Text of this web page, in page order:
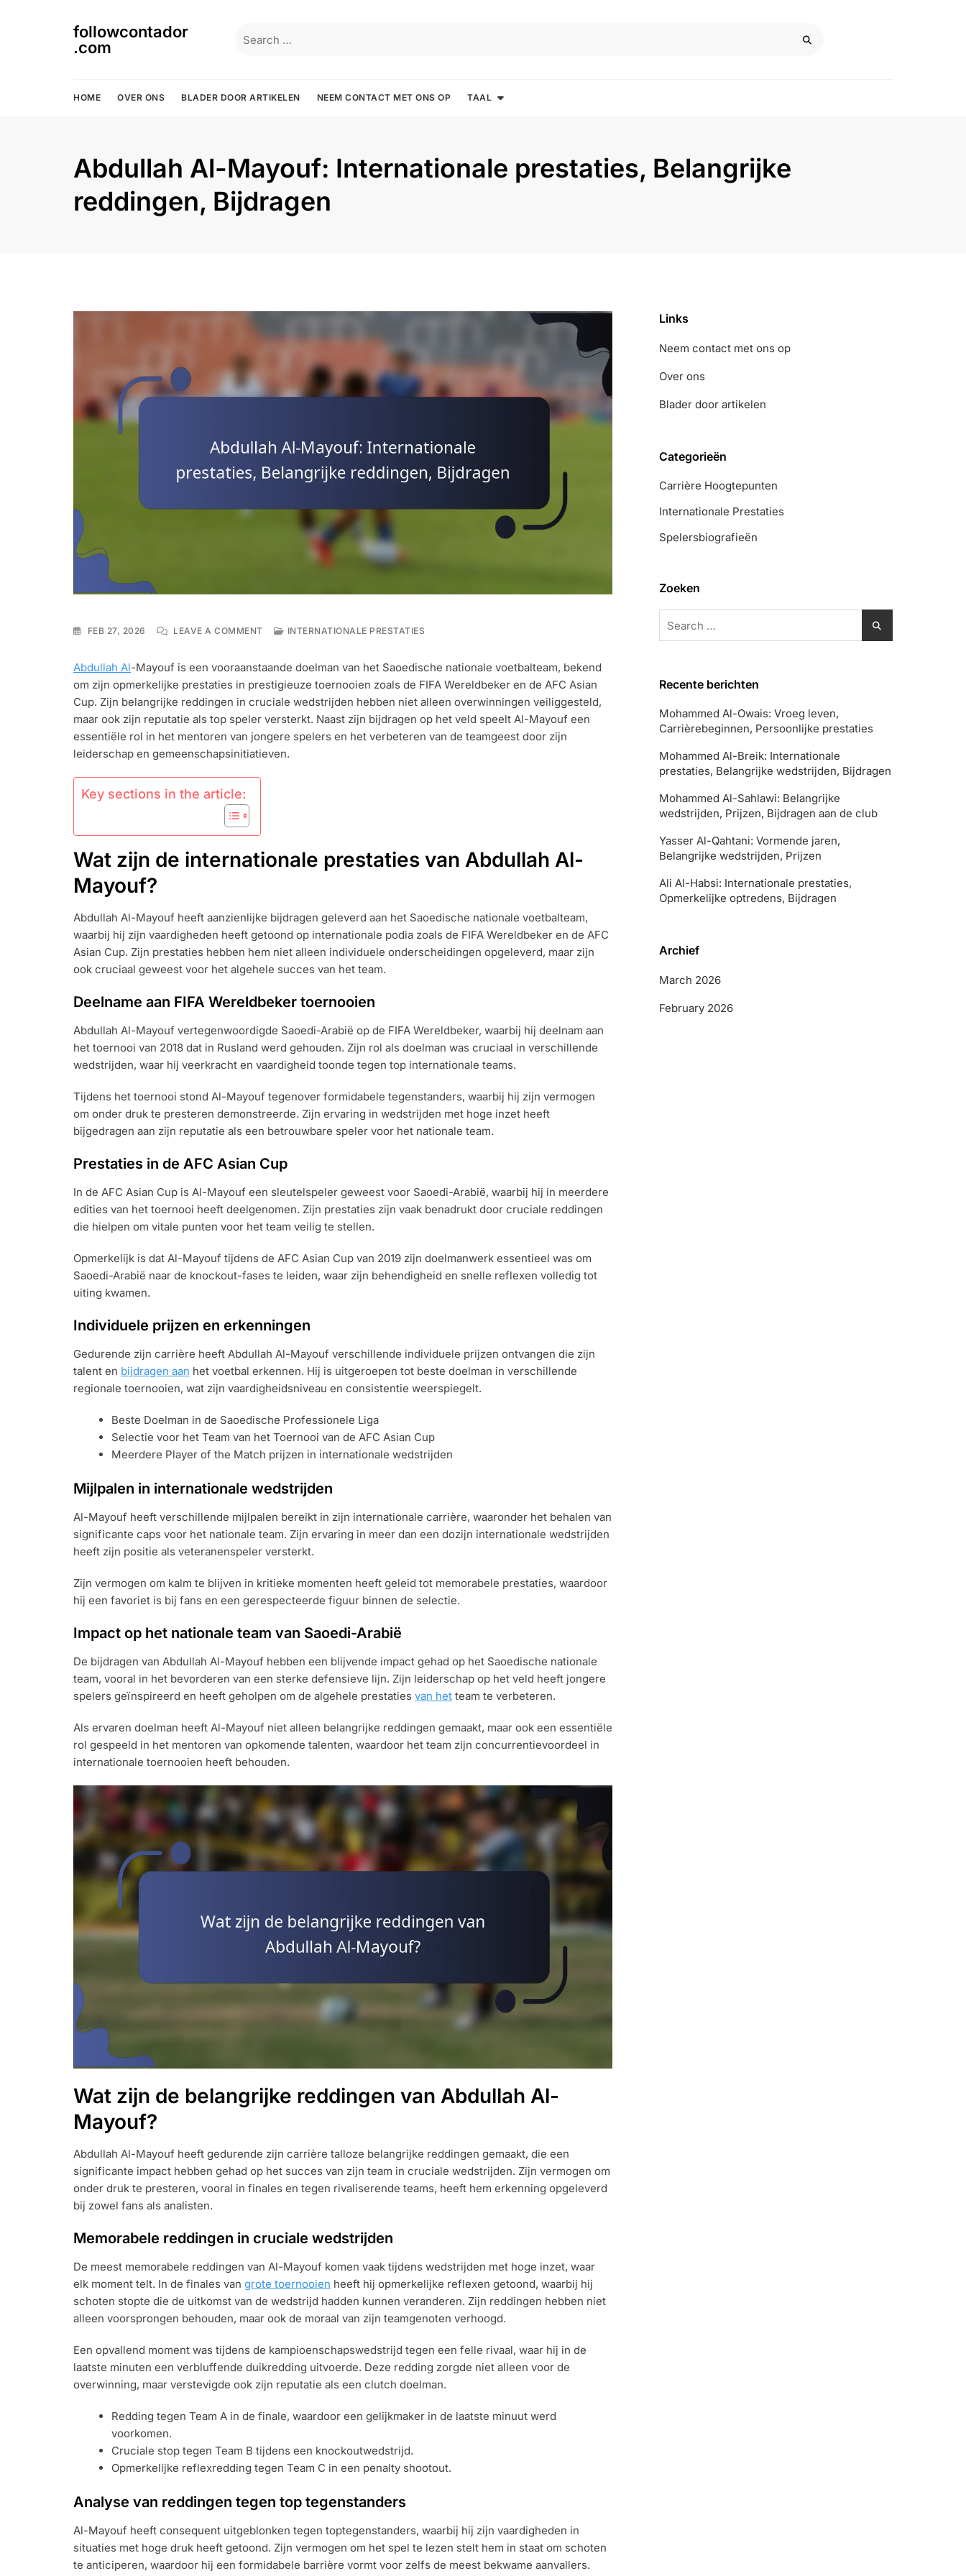
followcontador
.com
for:
HOME OVER ONS BLADER DOOR ARTIKELEN NEEM CONTACT MET ONS OP TAAL
Abdullah Al-Mayouf: Internationale prestaties, Belangrijke
reddingen, Bijdragen
FEB 27, 2026 LEAVE A COMMENTON
MAYOUF:
INTERNATIONALE
PRESTATIES,
REDDINGEN,
BIJDRAGEN
INTERNATIONALE PRESTATIES
Abdullah Al-Mayouf is een vooraanstaande doelman van het Saoedische nationale voetbalteam, bekend
om zijn opmerkelijke prestaties in prestigieuze toernooien zoals de FIFA Wereldbeker en de AFC Asian
Cup. Zijn belangrijke reddingen in cruciale wedstrijden hebben niet alleen overwinningen veiliggesteld,
maar ook zijn reputatie als top speler versterkt. Naast zijn bijdragen op het veld speelt Al-Mayouf een
essentiële rol in het mentoren van jongere spelers en het verbeteren van de teamgeest door zijn
leiderschap en gemeenschapsinitiatieven.
Key sections in the article:
Wat zijn de internationale prestaties van Abdullah Al-
Mayouf?
Abdullah Al-Mayouf heeft aanzienlijke bijdragen geleverd aan het Saoedische nationale voetbalteam,
waarbij hij zijn vaardigheden heeft getoond op internationale podia zoals de FIFA Wereldbeker en de AFC
Asian Cup. Zijn prestaties hebben hem niet alleen individuele onderscheidingen opgeleverd, maar zijn
ook cruciaal geweest voor het algehele succes van het team.
Deelname aan FIFA Wereldbeker toernooien
Abdullah Al-Mayouf vertegenwoordigde Saoedi-Arabië op de FIFA Wereldbeker, waarbij hij deelnam aan
het toernooi van 2018 dat in Rusland werd gehouden. Zijn rol als doelman was cruciaal in verschillende
wedstrijden, waar hij veerkracht en vaardigheid toonde tegen top internationale teams.
Tijdens het toernooi stond Al-Mayouf tegenover formidabele tegenstanders, waarbij hij zijn vermogen
om onder druk te presteren demonstreerde. Zijn ervaring in wedstrijden met hoge inzet heeft
bijgedragen aan zijn reputatie als een betrouwbare speler voor het nationale team.
Prestaties in de AFC Asian Cup
In de AFC Asian Cup is Al-Mayouf een sleutelspeler geweest voor Saoedi-Arabië, waarbij hij in meerdere
edities van het toernooi heeft deelgenomen. Zijn prestaties zijn vaak benadrukt door cruciale reddingen
die hielpen om vitale punten voor het team veilig te stellen.
Opmerkelijk is dat Al-Mayouf tijdens de AFC Asian Cup van 2019 zijn doelmanwerk essentieel was om
Saoedi-Arabië naar de knockout-fases te leiden, waar zijn behendigheid en snelle reflexen volledig tot
uiting kwamen.
Individuele prijzen en erkenningen
Gedurende zijn carrière heeft Abdullah Al-Mayouf verschillende individuele prijzen ontvangen die zijn
talent en bijdragen aan het voetbal erkennen. Hij is uitgeroepen tot beste doelman in verschillende
regionale toernooien, wat zijn vaardigheidsniveau en consistentie weerspiegelt.
Beste Doelman in de Saoedische Professionele Liga
Selectie voor het Team van het Toernooi van de AFC Asian Cup
Meerdere Player of the Match prijzen in internationale wedstrijden
Mijlpalen in internationale wedstrijden
Al-Mayouf heeft verschillende mijlpalen bereikt in zijn internationale carrière, waaronder het behalen van
significante caps voor het nationale team. Zijn ervaring in meer dan een dozijn internationale wedstrijden
heeft zijn positie als veteranenspeler versterkt.
Zijn vermogen om kalm te blijven in kritieke momenten heeft geleid tot memorabele prestaties, waardoor
hij een favoriet is bij fans en een gerespecteerde figuur binnen de selectie.
Impact op het nationale team van Saoedi-Arabië
De bijdragen van Abdullah Al-Mayouf hebben een blijvende impact gehad op het Saoedische nationale
team, vooral in het bevorderen van een sterke defensieve lijn. Zijn leiderschap op het veld heeft jongere
spelers geïnspireerd en heeft geholpen om de algehele prestaties van het team te verbeteren.
Als ervaren doelman heeft Al-Mayouf niet alleen belangrijke reddingen gemaakt, maar ook een essentiële
rol gespeeld in het mentoren van opkomende talenten, waardoor het team zijn concurrentievoordeel in
internationale toernooien heeft behouden.
Wat zijn de belangrijke reddingen van Abdullah Al-
Mayouf?
Abdullah Al-Mayouf heeft gedurende zijn carrière talloze belangrijke reddingen gemaakt, die een
significante impact hebben gehad op het succes van zijn team in cruciale wedstrijden. Zijn vermogen om
onder druk te presteren, vooral in finales en tegen rivaliserende teams, heeft hem erkenning opgeleverd
bij zowel fans als analisten.
Memorabele reddingen in cruciale wedstrijden
De meest memorabele reddingen van Al-Mayouf komen vaak tijdens wedstrijden met hoge inzet, waar
elk moment telt. In de finales van grote toernooien heeft hij opmerkelijke reflexen getoond, waarbij hij
schoten stopte die de uitkomst van de wedstrijd hadden kunnen veranderen. Zijn reddingen hebben niet
alleen voorsprongen behouden, maar ook de moraal van zijn teamgenoten verhoogd.
Een opvallend moment was tijdens de kampioenschapswedstrijd tegen een felle rivaal, waar hij in de
laatste minuten een verbluffende duikredding uitvoerde. Deze redding zorgde niet alleen voor de
overwinning, maar verstevigde ook zijn reputatie als een clutch doelman.
Redding tegen Team A in de finale, waardoor een gelijkmaker in de laatste minuut werd
voorkomen.
Cruciale stop tegen Team B tijdens een knockoutwedstrijd.
Opmerkelijke reflexredding tegen Team C in een penalty shootout.
Analyse van reddingen tegen top tegenstanders
Al-Mayouf heeft consequent uitgeblonken tegen toptegenstanders, waarbij hij zijn vaardigheden in
situaties met hoge druk heeft getoond. Zijn vermogen om het spel te lezen stelt hem in staat om schoten
te anticiperen, waardoor hij een formidabele barrière vormt voor zelfs de meest bekwame aanvallers.
Links
Neem contact met ons op
Over ons
Blader door artikelen
Categorieën
Carrière Hoogtepunten
Internationale Prestaties
Spelersbiografieën
Zoeken
for:
Recente berichten
Mohammed Al-Owais: Vroeg leven,
Carrièrebeginnen, Persoonlijke prestaties
Mohammed Al-Breik: Internationale
prestaties, Belangrijke wedstrijden, Bijdragen
Mohammed Al-Sahlawi: Belangrijke
wedstrijden, Prijzen, Bijdragen aan de club
Yasser Al-Qahtani: Vormende jaren,
Belangrijke wedstrijden, Prijzen
Ali Al-Habsi: Internationale prestaties,
Opmerkelijke optredens, Bijdragen
Archief
March 2026
February 2026